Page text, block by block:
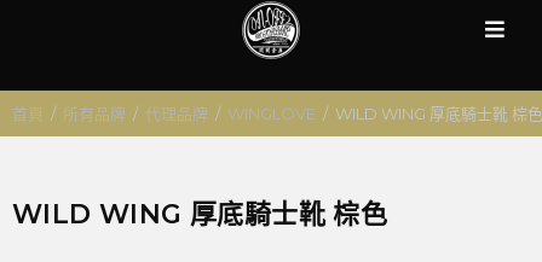
首頁 / 所有品牌 / 代理品牌 / WINGLOVE / WILD WING 厚底騎士靴 棕色
WILD WING 厚底騎士靴 棕色